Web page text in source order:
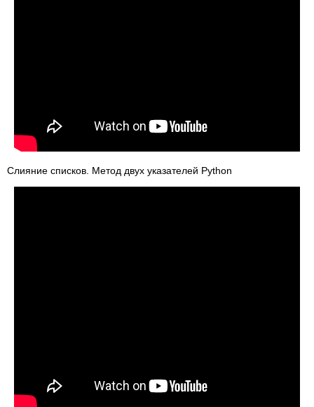
Слияние списков. Метод двух указателей Python